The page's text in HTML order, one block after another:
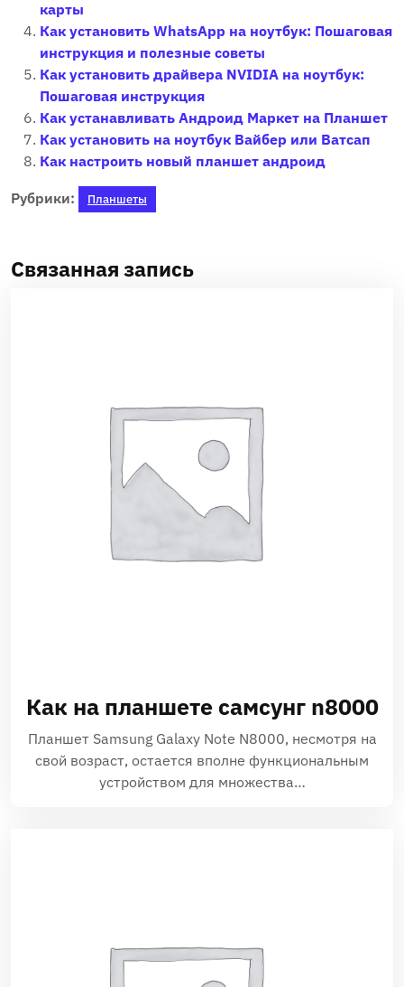
карты
Как установить WhatsApp на ноутбук: Пошаговая
инструкция и полезные советы
Как установить драйвера NVIDIA на ноутбук:
Пошаговая инструкция
Как устанавливать Андроид Маркет на Планшет
Как установить на ноутбук Вайбер или Ватсап
Как настроить новый планшет андроид
Рубрики: Планшеты
Связанная запись
Как на планшете самсунг n8000
Планшет Samsung Galaxy Note N8000‚ несмотря на
свой возраст‚ остается вполне функциональным
устройством для множества…